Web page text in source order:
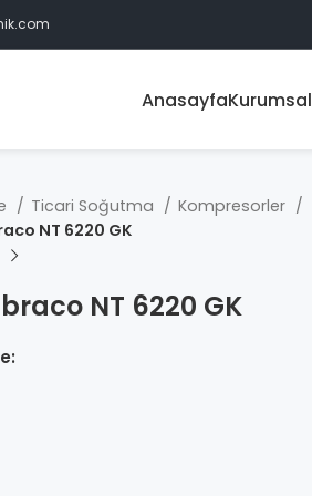
AnasayfaKurumsal
Ticari Soğutma
Kompresorler
NT 6220 GK
NT 6220 GK